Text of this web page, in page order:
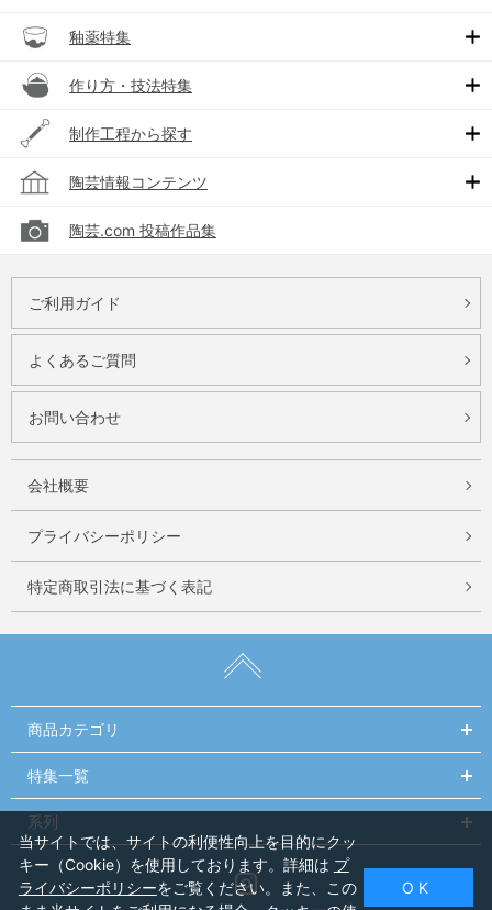
釉薬特集
作り方・技法特集
制作工程から探す
陶芸情報コンテンツ
陶芸.com 投稿作品集
ご利用ガイド
よくあるご質問
お問い合わせ
会社概要
プライバシーポリシー
特定商取引法に基づく表記
商品カテゴリ
特集一覧
系列
Instagram
当サイトでは、サイトの利便性向上を目的にクッ
キー（Cookie）を使用しております。詳細は プ
ライバシーポリシーをご覧ください。また、この
O K